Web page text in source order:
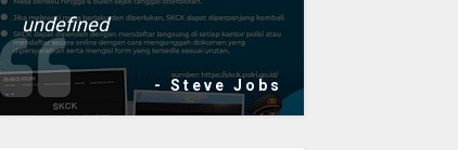
undefined
- Steve Jobs